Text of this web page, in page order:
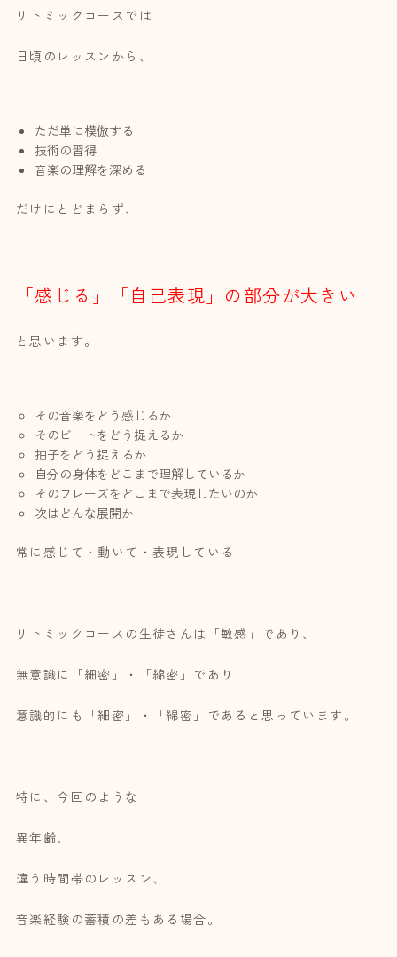
リトミックコースでは
日頃のレッスンから、
ただ単に模倣する
技術の習得
音楽の理解を深める
だけにとどまらず、
「感じる」「自己表現」の部分が大きい
と思います。
その音楽をどう感じるか
そのビートをどう捉えるか
拍子をどう捉えるか
自分の身体をどこまで理解しているか
そのフレーズをどこまで表現したいのか
次はどんな展開か
常に感じて・動いて・表現している
リトミックコースの生徒さんは「敏感」であり、
無意識に「細密」・「綿密」であり
意識的にも「細密」・「綿密」であると思っています。
特に、今回のような
異年齢、
違う時間帯のレッスン、
音楽経験の蓄積の差もある場合。